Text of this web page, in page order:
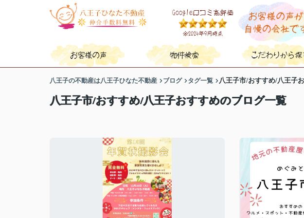
八王子の不動産は八王子ひなた不動産 ブログ タグ一覧 八王子市/おすすめ/八王子
八王子市/おすすめ/八王子おすすめのブログ一覧